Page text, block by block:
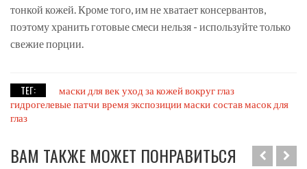
тонкой кожей. Кроме того, им не хватает консервантов,
поэтому хранить готовые смеси нельзя - используйте только
свежие порции.
ТЕГ: маски для век уход за кожей вокруг глаз
гидрогелевые патчи время экспозиции маски состав масок для
глаз
ВАМ ТАКЖЕ МОЖЕТ ПОНРАВИТЬСЯ